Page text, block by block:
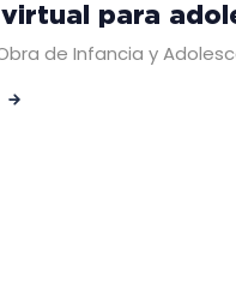
para
de Infancia y